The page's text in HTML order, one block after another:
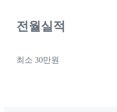
전월실적
최소 30만원